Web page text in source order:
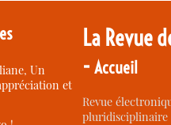
Un
et
La Revue
-Accueil
Revue